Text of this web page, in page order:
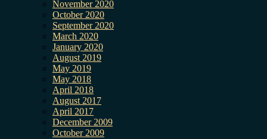
November 2020
October 2020
September 2020
March 2020
January 2020
August 2019
May 2019
May 2018
April 2018
August 2017
April 2017
December 2009
October 2009